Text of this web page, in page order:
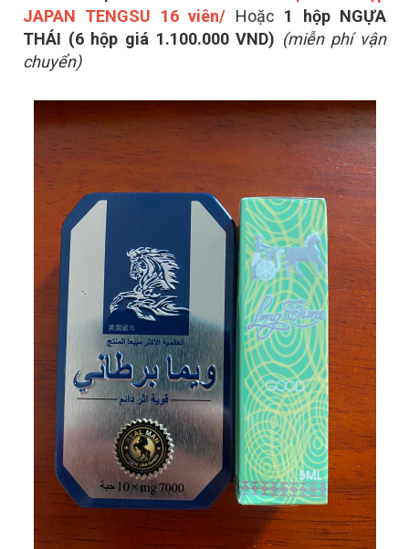
JAPAN TENGSU 16 viên/ Hoặc 1 hộp NGỰA
THÁI (6 hộp giá 1.100.000 VND) (miễn phí vận
chuyển)